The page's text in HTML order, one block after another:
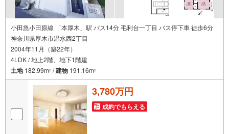
小田急小田原線 「本厚木」駅 バス14分 毛利台一丁目 バス停下車 徒歩6分
神奈川県厚木市温水西2丁目
2004年11月（築22年）
4LDK / 地上2階、地下1階建
土地182.99m2 /建物 191.16m2
3,780万円
成約でもらえる